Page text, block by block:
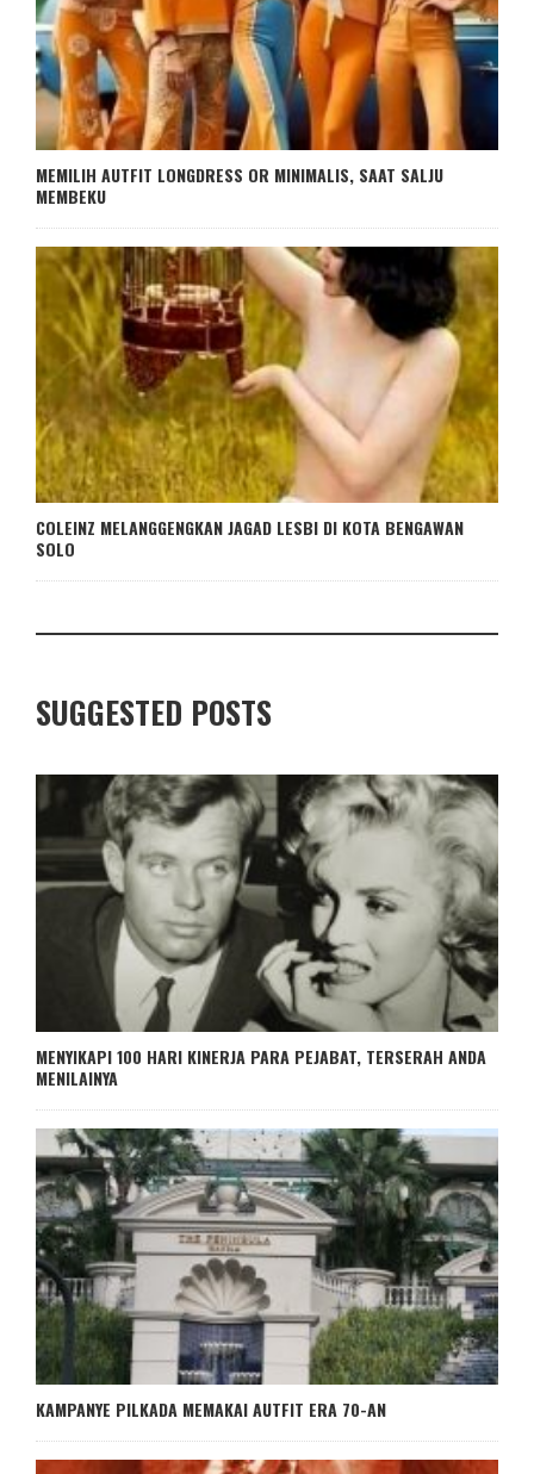
MEMILIH AUTFIT LONGDRESS OR MINIMALIS, SAAT SALJU
MEMBEKU
COLEINZ MELANGGENGKAN JAGAD LESBI DI KOTA BENGAWAN
SOLO
SUGGESTED POSTS
MENYIKAPI 100 HARI KINERJA PARA PEJABAT, TERSERAH ANDA
MENILAINYA
KAMPANYE PILKADA MEMAKAI AUTFIT ERA 70-AN